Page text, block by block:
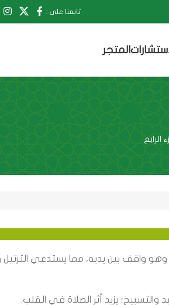
تابعنا على :
المتجر
الرابع
واقف بين يديه، مما يستدعي الترتيل
والتسبيح؛ يزيد أثر الصلاة في القلب.